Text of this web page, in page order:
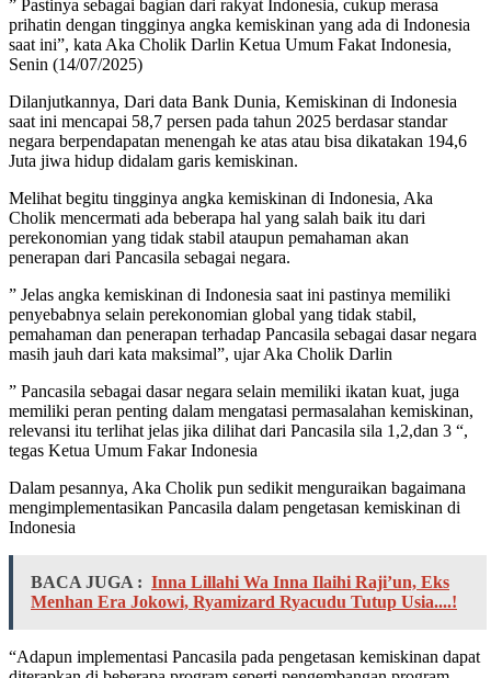
” Pastinya sebagai bagian dari rakyat Indonesia, cukup merasa
prihatin dengan tingginya angka kemiskinan yang ada di Indonesia
saat ini”, kata Aka Cholik Darlin Ketua Umum Fakat Indonesia,
Senin (14/07/2025)
Dilanjutkannya, Dari data Bank Dunia, Kemiskinan di Indonesia
saat ini mencapai 58,7 persen pada tahun 2025 berdasar standar
negara berpendapatan menengah ke atas atau bisa dikatakan 194,6
Juta jiwa hidup didalam garis kemiskinan.
Melihat begitu tingginya angka kemiskinan di Indonesia, Aka
Cholik mencermati ada beberapa hal yang salah baik itu dari
perekonomian yang tidak stabil ataupun pemahaman akan
penerapan dari Pancasila sebagai negara.
” Jelas angka kemiskinan di Indonesia saat ini pastinya memiliki
penyebabnya selain perekonomian global yang tidak stabil,
pemahaman dan penerapan terhadap Pancasila sebagai dasar negara
masih jauh dari kata maksimal”, ujar Aka Cholik Darlin
” Pancasila sebagai dasar negara selain memiliki ikatan kuat, juga
memiliki peran penting dalam mengatasi permasalahan kemiskinan,
relevansi itu terlihat jelas jika dilihat dari Pancasila sila 1,2,dan 3 “,
tegas Ketua Umum Fakar Indonesia
Dalam pesannya, Aka Cholik pun sedikit menguraikan bagaimana
mengimplementasikan Pancasila dalam pengetasan kemiskinan di
Indonesia
BACA JUGA : Inna Lillahi Wa Inna Ilaihi Raji’un, Eks
Menhan Era Jokowi, Ryamizard Ryacudu Tutup Usia....!
“Adapun implementasi Pancasila pada pengetasan kemiskinan dapat